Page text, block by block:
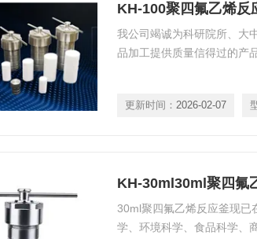
KH-100聚四氟乙烯反
我公司竭诚为科研院所、大
品加工提供质量信得过的产
更新时间： 2026-02-07
KH-30ml30ml聚四氟
30ml聚四氟乙烯反应釜现已
学、环境科学、食品科学、